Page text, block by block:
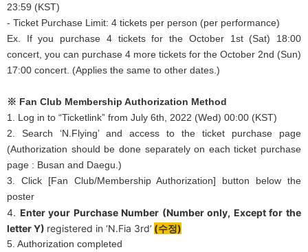
23:59 (KST)
- Ticket Purchase Limit: 4 tickets per person (per performance)
Ex. If you purchase 4 tickets for the October 1st (Sat) 18:00
concert, you can purchase 4 more tickets for the October 2nd (Sun)
17:00 concert. (Applies the same to other dates.)
※ Fan Club Membership Authorization Method
1. Log in to “Ticketlink” from July 6th, 2022 (Wed) 00:00 (KST)
2. Search ‘N.Flying’ and access to the ticket purchase page
(Authorization should be done separately on each ticket purchase
page : Busan and Daegu.)
3. Click [Fan Club/Membership Authorization] button below the
poster
4. Enter your Purchase Number (Number only, Except for the
letter Y) registered in ‘N.Fia 3rd’ (수정)
5. Authorization completed